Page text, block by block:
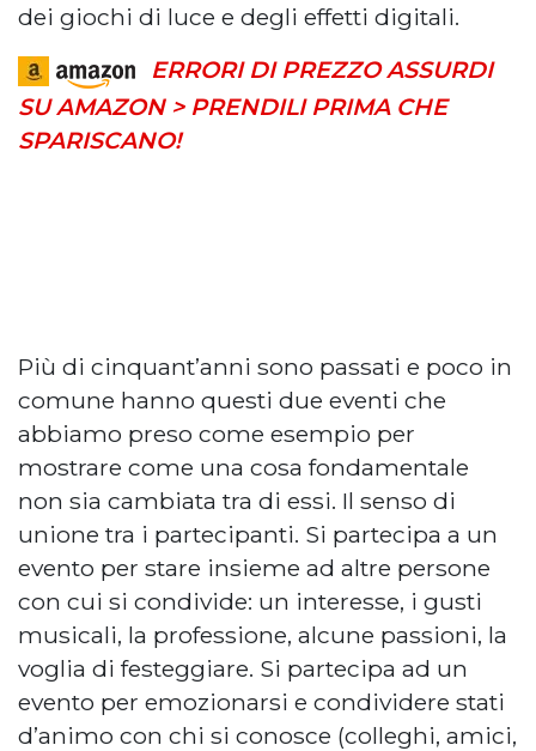
dei giochi di luce e degli effetti digitali.
ERRORI DI PREZZO ASSURDI
SU AMAZON > PRENDILI PRIMA CHE
SPARISCANO!
Più di cinquant’anni sono passati e poco in
comune hanno questi due eventi che
abbiamo preso come esempio per
mostrare come una cosa fondamentale
non sia cambiata tra di essi. Il senso di
unione tra i partecipanti. Si partecipa a un
evento per stare insieme ad altre persone
con cui si condivide: un interesse, i gusti
musicali, la professione, alcune passioni, la
voglia di festeggiare. Si partecipa ad un
evento per emozionarsi e condividere stati
d’animo con chi si conosce (colleghi, amici,